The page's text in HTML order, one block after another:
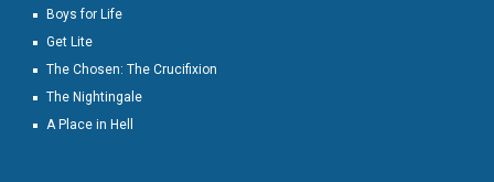
Boys for Life
Get Lite
The Chosen: The Crucifixion
The Nightingale
A Place in Hell